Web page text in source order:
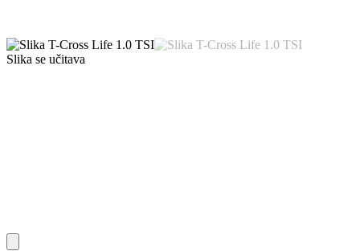
Slika se učitava